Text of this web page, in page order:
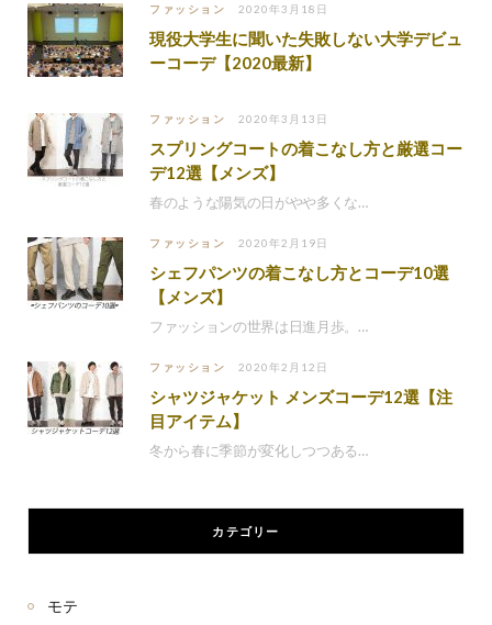
ファッション 2020年3月18日
現役大学生に聞いた失敗しない大学デビュ
ーコーデ【2020最新】
ファッション 2020年3月13日
スプリングコートの着こなし方と厳選コー
デ12選【メンズ】
春のような陽気の日がやや多くな…
ファッション 2020年2月19日
シェフパンツの着こなし方とコーデ10選
【メンズ】
ファッションの世界は日進月歩。…
ファッション 2020年2月12日
シャツジャケット メンズコーデ12選【注
目アイテム】
冬から春に季節が変化しつつある…
カテゴリー
モテ